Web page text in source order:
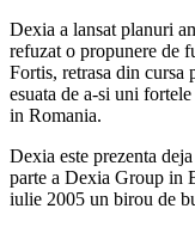
Dexia a lansat planuri
refuzat o propunere de
Fortis, retrasa din cursa
esuata de a-si uni
in Romania.
Dexia este prezenta
parte a Dexia Group in
iulie 2005 un birou de